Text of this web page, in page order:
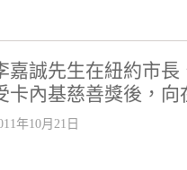
嘉誠先生在紐約市
卡內基慈善獎後，向
年10月21日